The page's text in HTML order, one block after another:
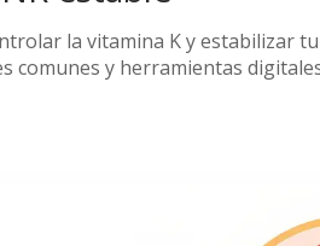
la vitamina K y estabilizar
comunes y herramientas